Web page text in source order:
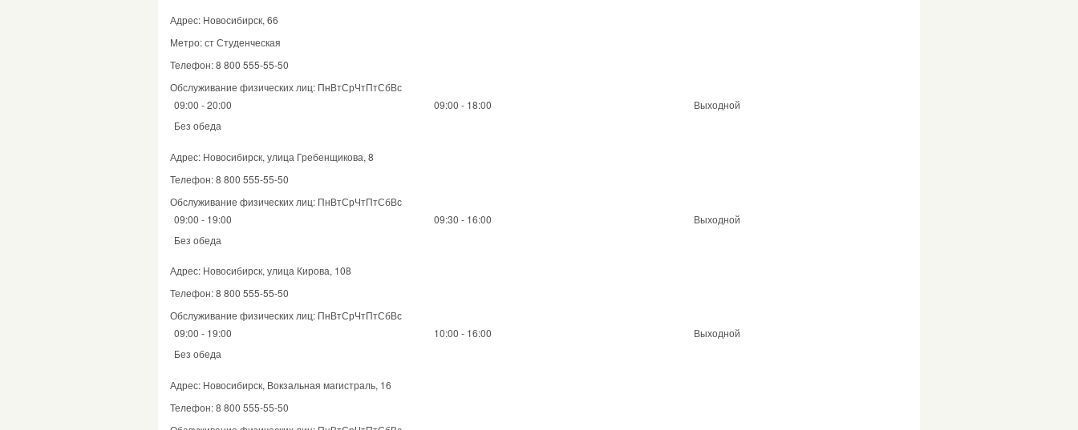
Адрес: Новосибирск, 66
Метро: ст Студенческая
Телефон: 8 800 555-55-50
Обслуживание физических лиц: ПнВтСрЧтПтСбВс
09:00 - 20:00
09:00 - 18:00
Выходной
Без обеда
Адрес: Новосибирск, улица Гребенщикова, 8
Телефон: 8 800 555-55-50
Обслуживание физических лиц: ПнВтСрЧтПтСбВс
09:00 - 19:00
09:30 - 16:00
Выходной
Без обеда
Адрес: Новосибирск, улица Кирова, 108
Телефон: 8 800 555-55-50
Обслуживание физических лиц: ПнВтСрЧтПтСбВс
09:00 - 19:00
10:00 - 16:00
Выходной
Без обеда
Адрес: Новосибирск, Вокзальная магистраль, 16
Телефон: 8 800 555-55-50